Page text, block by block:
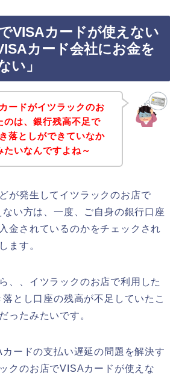
VISAカードが使えない
カード会社にお金を
い」
ードがイツラックのお
のは、銀行残高不足で
落としができていなか
たいなんですよね～
が発生してイツラックのお店で
い方は、一度、ご自身の銀行口座
金されているのかをチェックされ
ます。
、、イツラックのお店で利用した
とし口座の残高が不足していたこ
ったみたいです。
ードの支払い遅延の問題を解決す
クのお店でVISAカードが使えな